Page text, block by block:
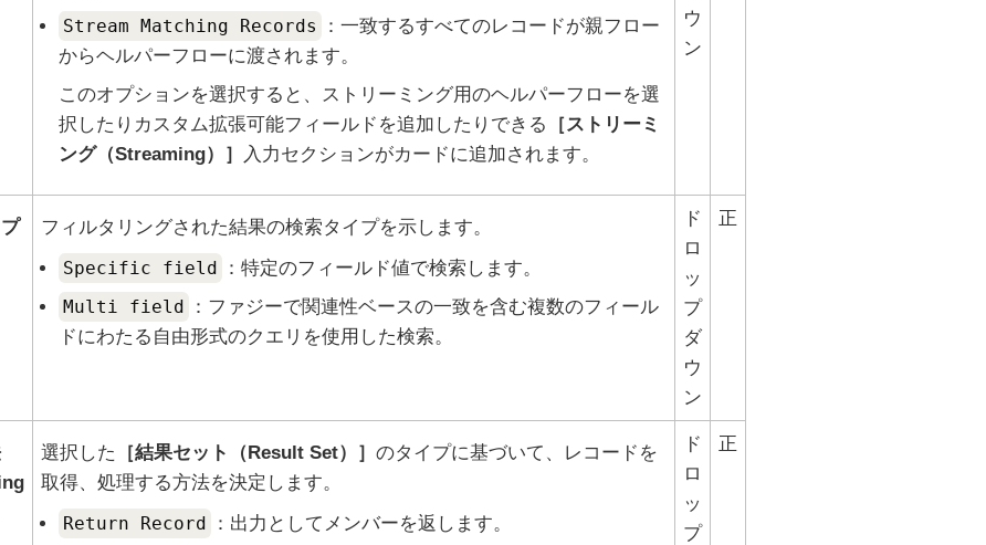
Stream Matching Records
：一致するすべてのレコードが親フロー
からヘルパーフローに渡されます。
このオプションを選択すると、ストリーミング用のヘルパーフローを選
択したりカスタム拡張可能フィールドを追加したりできる
ストリーミ
ング（Streaming）
入力セクションがカードに追加されます。
ウ
ン
フィルタリングされた結果の検索タイプを示します。
Specific field
：特定のフィールド値で検索します。
Multi field
：ファジーで関連性ベースの一致を含む複数のフィール
ドにわたる自由形式のクエリを使用した検索。
ド
ロ
ッ
プ
ダ
ウ
ン
正
選択した 結果セット（Result Set）
のタイプに基づいて、レコードを
取得、処理する方法を決定します。
Return Record
：出力としてメンバーを返します。
ド
ロ
ッ
プ
正